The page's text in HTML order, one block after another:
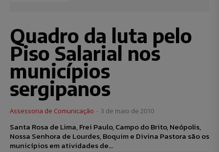
Quadro da luta pelo
Piso Salarial nos
municípios
sergipanos
Assessoria de Comunicação - 3 de maio de 2010
Santa Rosa de Lima, Frei Paulo, Campo do Brito, Neópolis,
Nossa Senhora de Lourdes, Boquim e Divina Pastora são os
municípios em atividades de...